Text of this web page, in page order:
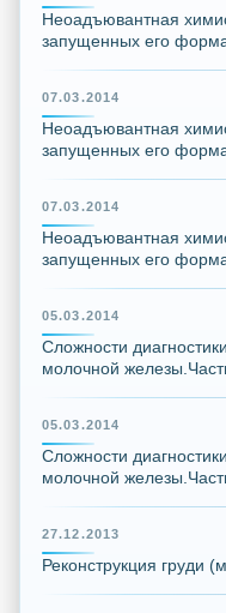
Неоадъювантная
запущенных его
07.03.2014
Неоадъювантная
запущенных его
07.03.2014
Неоадъювантная
запущенных его
05.03.2014
Сложности
молочной
05.03.2014
Сложности
молочной
27.12.2013
Реконструкция груди